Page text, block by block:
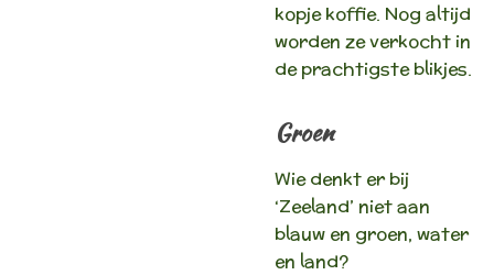
kopje koffie. Nog altijd
worden ze verkocht in
de prachtigste blikjes.
Groen
Wie denkt er bij
‘Zeeland’ niet aan
blauw en groen, water
en land?